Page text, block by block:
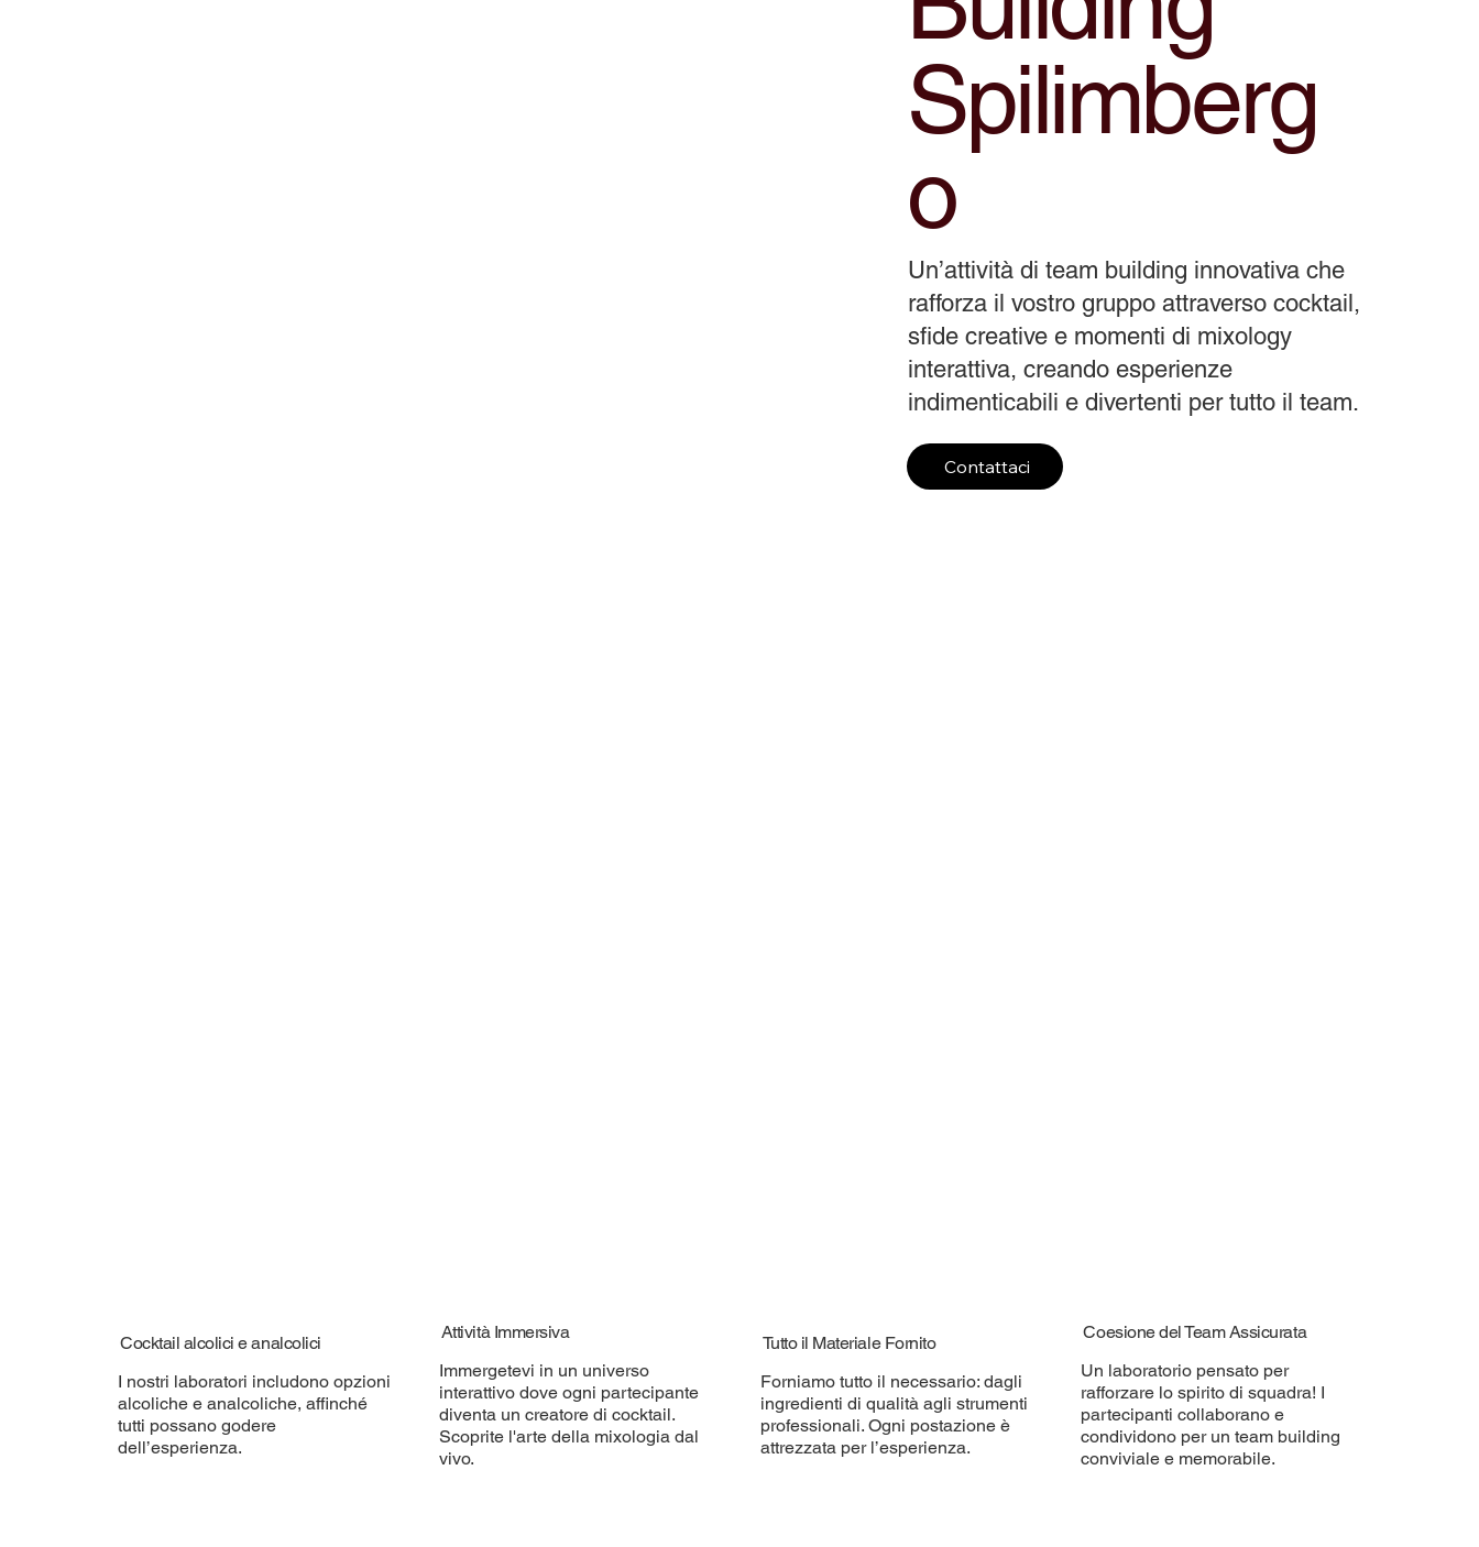
Spilimberg
o
Un’attività di team building innovativa che
rafforza il vostro gruppo attraverso cocktail,
sfide creative e momenti di mixology
interattiva, creando esperienze
indimenticabili e divertenti per tutto il team.
Contattaci
Cocktail alcolici e analcolici
I nostri laboratori includono opzioni
alcoliche e analcoliche, affinché
tutti possano godere
dell’esperienza.
Attività Immersiva
Immergetevi in un universo
interattivo dove ogni partecipante
diventa un creatore di cocktail.
Scoprite l'arte della mixologia dal
vivo.
Tutto il Materiale Fornito
Forniamo tutto il necessario: dagli
ingredienti di qualità agli strumenti
professionali. Ogni postazione è
attrezzata per l’esperienza.
Coesione del Team Assicurata
Un laboratorio pensato per
rafforzare lo spirito di squadra! I
partecipanti collaborano e
condividono per un team building
conviviale e memorabile.